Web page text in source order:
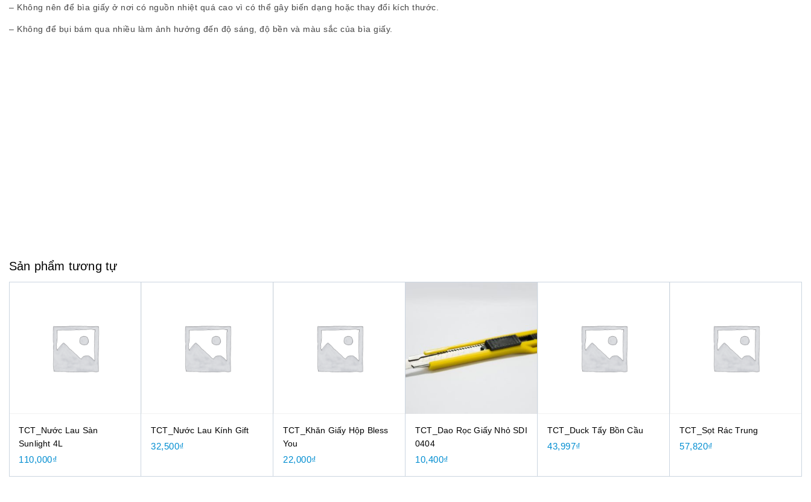
– Không nên để bìa giấy ở nơi có nguồn nhiệt quá cao vì có thể gây biến dạng hoặc thay đổi kích thước.
– Không để bụi bám qua nhiều làm ảnh hưởng đến độ sáng, độ bền và màu sắc của bìa giấy.
Sản phẩm tương tự
TCT_Nước Lau Sàn
Sunlight 4L
110,000₫
TCT_Nước Lau Kính Gift
32,500₫
TCT_Khăn Giấy Hộp Bless
You
22,000₫
TCT_Dao Rọc Giấy Nhỏ SDI
0404
10,400₫
TCT_Duck Tẩy Bồn Cầu
43,997₫
TCT_Sọt Rác Trung
57,820₫